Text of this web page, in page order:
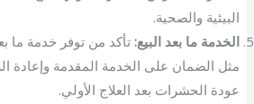
البيئية والصحية.
الخدمة ما بعد البيع: تأكد من توفر خدمة ما
مثل الضمان على الخدمة المقدمة وإعادة
عودة الحشرات بعد العلاج الأولي.